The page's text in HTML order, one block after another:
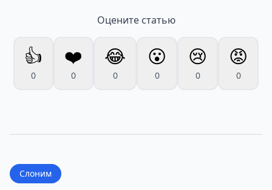
Оцените статью
👍
0
❤️
0
😂
0
😮
0
😢
0
😡
0
Слоним